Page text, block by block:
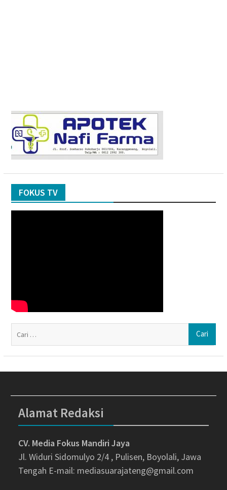
FOKUS TV
Alamat Redaksi
CV. Media Fokus Mandiri Jaya
Jl. Widuri Sidomulyo 2/4 , Pulisen, Boyolali, Jawa
Tengah E-mail: mediasuarajateng@gmail.com